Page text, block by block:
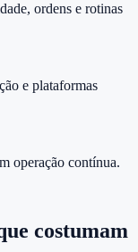
ordens e rotinas
e plataformas
operação contínua.
costumam